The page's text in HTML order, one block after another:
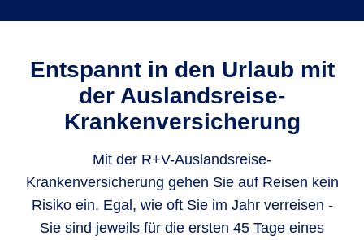
Entspannt in den Urlaub mit
der Auslandsreise-
Krankenversicherung
Mit der R+V-Auslandsreise-
Krankenversicherung gehen Sie auf Reisen kein
Risiko ein. Egal, wie oft Sie im Jahr verreisen -
Sie sind jeweils für die ersten 45 Tage eines